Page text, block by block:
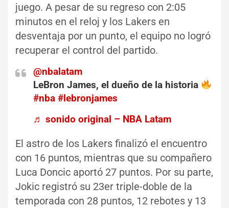
juego. A pesar de su regreso con 2:05
minutos en el reloj y los Lakers en
desventaja por un punto, el equipo no logró
recuperar el control del partido.
@nbalatam
LeBron James, el dueño de la historia
#nba #lebronjames
♬ sonido original – NBA Latam
El astro de los Lakers finalizó el encuentro
con 16 puntos, mientras que su compañero
Luca Doncic aportó 27 puntos. Por su parte,
Jokic registró su 23er triple-doble de la
temporada con 28 puntos, 12 rebotes y 13